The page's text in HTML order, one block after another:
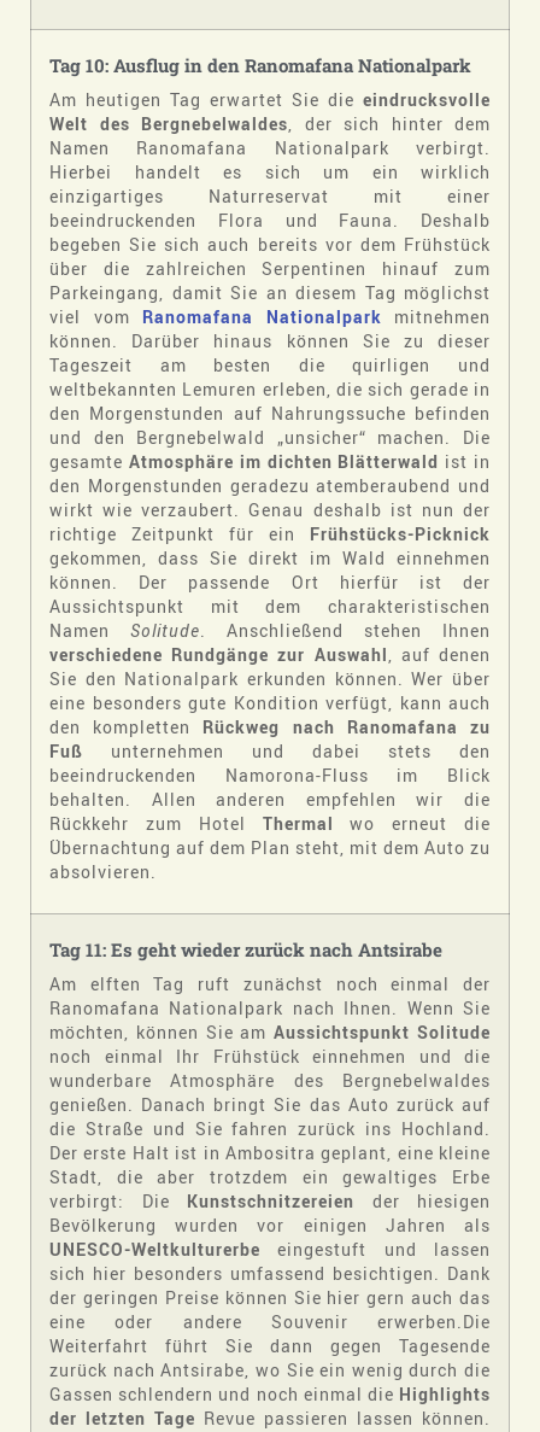
Tag 10: Ausflug in den Ranomafana Nationalpark
Am heutigen Tag erwartet Sie die eindrucksvolle
Welt des Bergnebelwaldes , der sich hinter dem
Namen Ranomafana Nationalpark verbirgt.
Hierbei handelt es sich um ein wirklich
einzigartiges Naturreservat mit einer
beeindruckenden Flora und Fauna. Deshalb
begeben Sie sich auch bereits vor dem Frühstück
über die zahlreichen Serpentinen hinauf zum
Parkeingang, damit Sie an diesem Tag möglichst
viel vom Ranomafana Nationalpark mitnehmen
können. Darüber hinaus können Sie zu dieser
Tageszeit am besten die quirligen und
weltbekannten Lemuren erleben, die sich gerade in
den Morgenstunden auf Nahrungssuche befinden
und den Bergnebelwald „unsicher“ machen. Die
gesamte Atmosphäre im dichten Blätterwald ist in
den Morgenstunden geradezu atemberaubend und
wirkt wie verzaubert. Genau deshalb ist nun der
richtige Zeitpunkt für ein Frühstücks-Picknick
gekommen, dass Sie direkt im Wald einnehmen
können. Der passende Ort hierfür ist der
Aussichtspunkt mit dem charakteristischen
Namen Solitude . Anschließend stehen Ihnen
verschiedene Rundgänge zur Auswahl , auf denen
Sie den Nationalpark erkunden können. Wer über
eine besonders gute Kondition verfügt, kann auch
den kompletten Rückweg nach Ranomafana zu
Fuß unternehmen und dabei stets den
beeindruckenden Namorona-Fluss im Blick
behalten. Allen anderen empfehlen wir die
Rückkehr zum Hotel Thermalwo erneut die
Übernachtung auf dem Plan steht, mit dem Auto zu
absolvieren.
Tag 11: Es geht wieder zurück nach Antsirabe
Am elften Tag ruft zunächst noch einmal der
Ranomafana Nationalpark nach Ihnen. Wenn Sie
möchten, können Sie amAussichtspunkt Solitude
noch einmal Ihr Frühstück einnehmen und die
wunderbare Atmosphäre des Bergnebelwaldes
genießen. Danach bringt Sie das Auto zurück auf
die Straße und Sie fahren zurück ins Hochland.
Der erste Halt ist in Ambositra geplant, eine kleine
Stadt, die aber trotzdem ein gewaltiges Erbe
verbirgt: Die Kunstschnitzereien der hiesigen
Bevölkerung wurden vor einigen Jahren als
UNESCO-Weltkulturerbe eingestuft und lassen
sich hier besonders umfassend besichtigen. Dank
der geringen Preise können Sie hier gern auch das
eine oder andere Souvenir erwerben.Die
Weiterfahrt führt Sie dann gegen Tagesende
zurück nach Antsirabe, wo Sie ein wenig durch die
Gassen schlendern und noch einmal die Highlights
der letzten Tage Revue passieren lassen können.